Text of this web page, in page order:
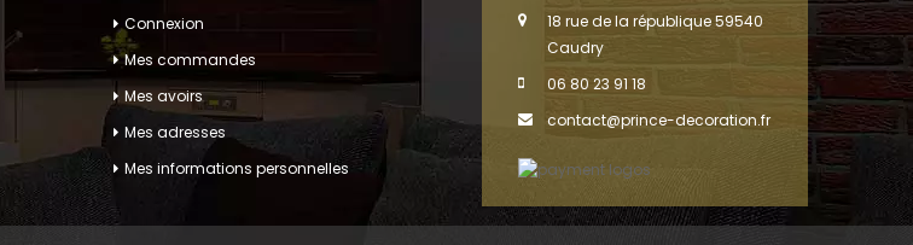
Connexion
Mes commandes
Mes avoirs
Mes adresses
Mes informations personnelles
18 rue de la république 59540
Caudry
06 80 23 91 18
contact@prince-decoration.fr